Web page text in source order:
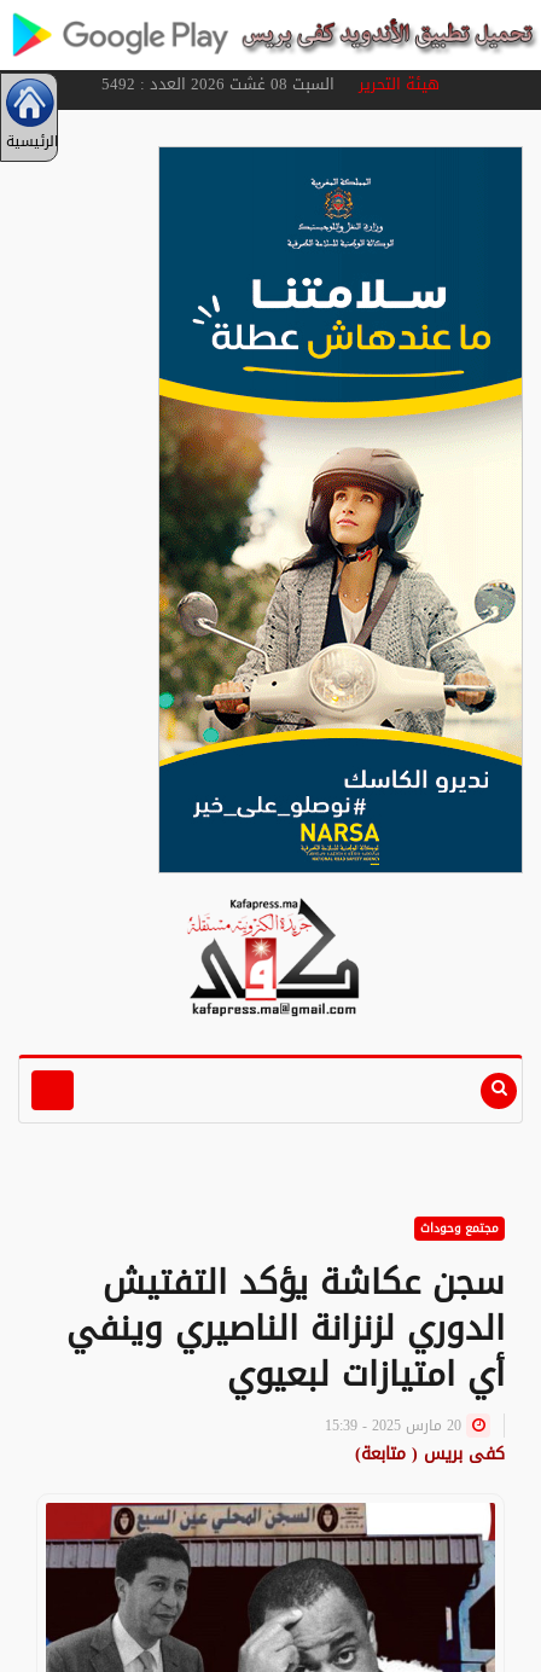
هيئة التحريرالسبت 08 غشت 2026 العدد : 5492
الرئيسية
مجتمع وحوداث
سجن عكاشة يؤكد التفتيش
الدوري لزنزانة الناصيري وينفي
أي امتيازات لبعيوي
كفى بريس ( متابعة)